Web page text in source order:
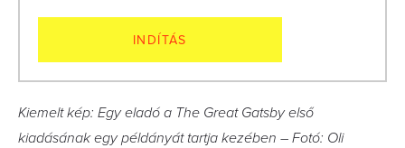
INDÍTÁS
Kiemelt kép: Egy eladó a The Great Gatsby első
kiadásának egy példányát tartja kezében – Fotó: Oli